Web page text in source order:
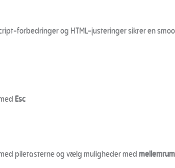
forbedringer og HTML-justeringer sikrer en
Esc
piletasterne og vælg muligheder med